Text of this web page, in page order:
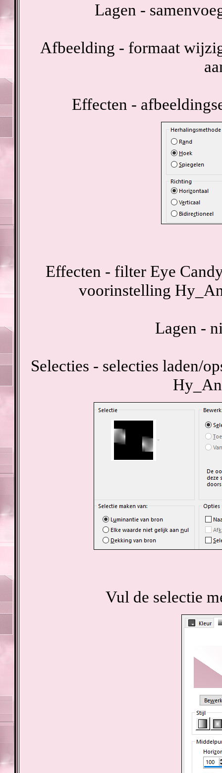
Lagen -
Afbeelding - formaat
Effecten -
Effecten - filter Eye
voorinstelling
Lagen -
Selecties - selecties laden/
Vul de selectie